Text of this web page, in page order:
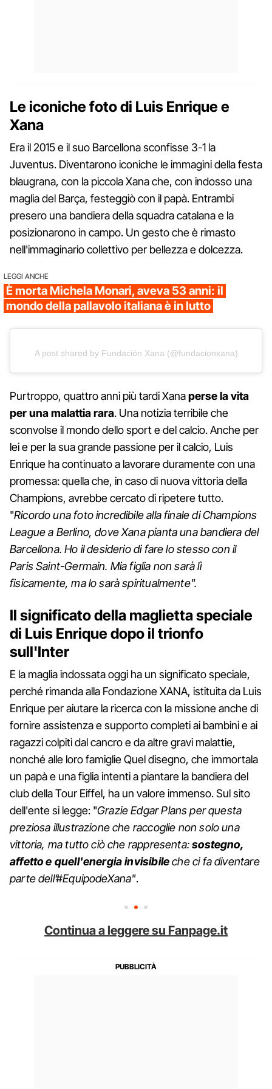
Le iconiche foto di Luis Enrique e
Xana
Era il 2015 e il suo Barcellona sconfisse 3-1 la
Juventus. Diventarono iconiche le immagini della festa
blaugrana, con la piccola Xana che, con indosso una
maglia del Barça, festeggiò con il papà. Entrambi
presero una bandiera della squadra catalana e la
posizionarono in campo. Un gesto che è rimasto
nell'immaginario collettivo per bellezza e dolcezza.
LEGGI ANCHE
È morta Michela Monari, aveva 53 anni: il
mondo della pallavolo italiana è in lutto
A post shared by Fundación Xana (@fundacionxana)
Purtroppo, quattro anni più tardi Xanaperse la vita
per una malattia rara. Una notizia terribile che
sconvolse il mondo dello sport e del calcio. Anche per
lei e per la sua grande passione per il calcio, Luis
Enrique ha continuato a lavorare duramente con una
promessa: quella che, in caso di nuova vittoria della
Champions, avrebbe cercato di ripetere tutto.
"Ricordo una foto incredibile alla finale di Champions
League a Berlino, dove Xana pianta una bandiera del
Barcellona. Ho il desiderio di fare lo stesso con il
Paris Saint-Germain. Mia figlia non sarà lì
fisicamente, ma lo sarà spiritualmente".
Il significato della maglietta speciale
di Luis Enrique dopo il trionfo
sull'Inter
E la maglia indossata oggi ha un significato speciale,
perché rimanda alla Fondazione XANA, istituita da Luis
Enrique per aiutare la ricerca con la missione anche di
fornire assistenza e supporto completi ai bambini e ai
ragazzi colpiti dal cancro e da altre gravi malattie,
nonché alle loro famiglie Quel disegno, che immortala
un papà e una figlia intenti a piantare la bandiera del
club della Tour Eiffel, ha un valore immenso. Sul sito
dell'ente si legge: "Grazie Edgar Plans per questa
preziosa illustrazione che raccoglie non solo una
vittoria, ma tutto ciò che rappresenta:sostegno,
affetto e quell'energia invisibileche ci fa diventare
parte dell’#EquipodeXana".
Continua a leggere su Fanpage.it